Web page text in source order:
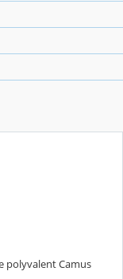
polyvalent Camus